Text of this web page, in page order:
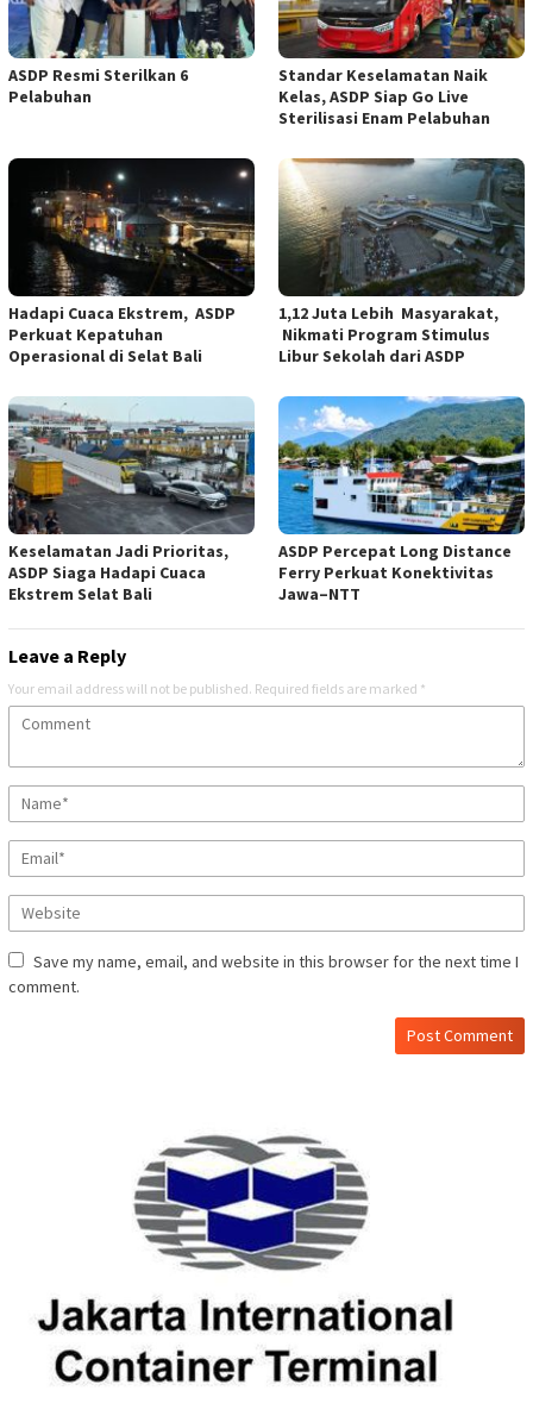
ASDP Resmi Sterilkan 6
Pelabuhan
Standar Keselamatan Naik
Kelas, ASDP Siap Go Live
Sterilisasi Enam Pelabuhan
Hadapi Cuaca Ekstrem, ASDP
Perkuat Kepatuhan
Operasional di Selat Bali
1,12 Juta Lebih Masyarakat,
Nikmati Program Stimulus
Libur Sekolah dari ASDP
Keselamatan Jadi Prioritas,
ASDP Siaga Hadapi Cuaca
Ekstrem Selat Bali
ASDP Percepat Long Distance
Ferry Perkuat Konektivitas
Jawa–NTT
Leave a Reply
Your email address will not be published. Required fields are marked *
Save my name, email, and website in this browser for the next time I
comment.